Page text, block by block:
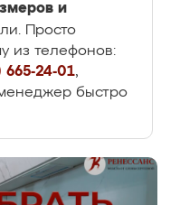
и
Просто
из телефонов:
665-24-01,
быстро